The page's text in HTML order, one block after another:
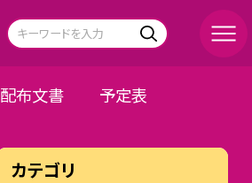
配布文書 予定表
カテゴリ